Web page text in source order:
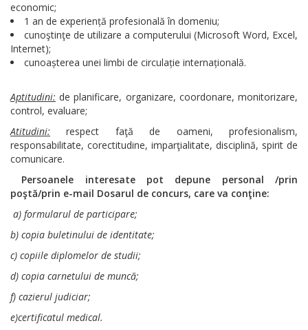
economic;
1 an de experiență profesională în domeniu;
cunoştinţe de utilizare a computerului (Microsoft Word, Excel,
Internet);
cunoașterea unei limbi de circulație internațională.
Aptitudini: de planificare, organizare, coordonare, monitorizare,
control, evaluare;
Atitudini: respect faţă de oameni, profesionalism,
responsabilitate, corectitudine, imparţialitate, disciplină, spirit de
comunicare.
Persoanele interesate pot depune personal/prin
poştă/prin e-mail Dosarul de concurs, care va conţine:
a) formularul de participare;
b) copia buletinului de identitate;
c) copiile diplomelor de studii;
d) copia carnetului de muncă;
f) cazierul judiciar;
e)certificatul medical.